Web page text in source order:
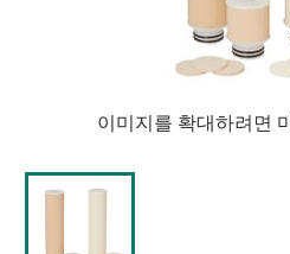
이미지를 확대하려면